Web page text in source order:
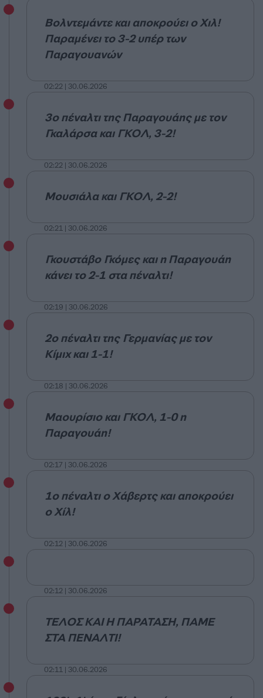
Βολντεμάντε και αποκρούει ο Χιλ!
Παραμένει το 3-2 υπέρ των
Παραγουανών
02:22 | 30.06.2026
3ο πέναλτι της Παραγουάης με τον
Γκαλάρσα και ΓΚΟΛ, 3-2!
02:22 | 30.06.2026
Μουσιάλα και ΓΚΟΛ, 2-2!
02:21 | 30.06.2026
Γκουστάβο Γκόμες και η Παραγουάη
κάνει το 2-1 στα πέναλτι!
02:19 | 30.06.2026
2ο πέναλτι της Γερμανίας με τον
Κίμιχ και 1-1!
02:18 | 30.06.2026
Μαουρίσιο και ΓΚΟΛ, 1-0 η
Παραγουάη!
02:17 | 30.06.2026
1ο πέναλτι ο Χάβερτς και αποκρούει
ο Χίλ!
02:12 | 30.06.2026
02:12 | 30.06.2026
ΤΕΛΟΣ ΚΑΙ Η ΠΑΡΑΤΑΣΗ, ΠΑΜΕ
ΣΤΑ ΠΕΝΑΛΤΙ!
02:11 | 30.06.2026